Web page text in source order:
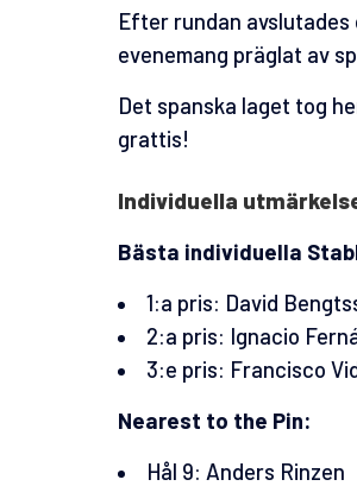
Efter rundan
evenemang präglat av
Det spanska laget tog
grattis!
Individuella
Bästa individuella
1:a pris: David
2:a pris: Ignacio
3:e pris: Francisco
Nearest to the Pin:
Hål 9: Anders Rinzen